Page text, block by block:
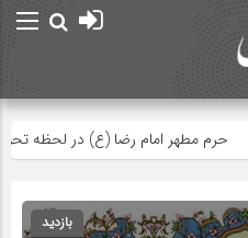
حرم مطهر امام رضا (ع) در لحظه تحویل
بازدید